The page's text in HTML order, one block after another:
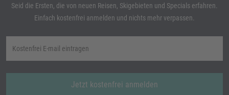
Seid die Ersten, die von neuen Reisen, Skigebieten und Specials erfahren.
Einfach kostenfrei anmelden und nichts mehr verpassen.
Jetzt kostenfrei anmelden